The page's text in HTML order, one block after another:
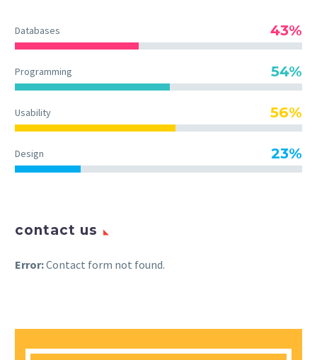
Databases 43%
Programming 54%
Usability 56%
Design 23%
contact us
Error:Contact form not found.